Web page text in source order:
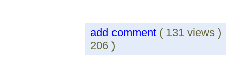
add comment ( 131
206 )